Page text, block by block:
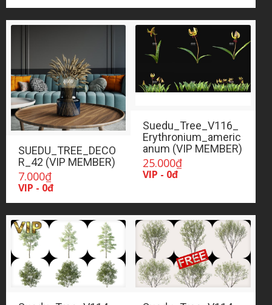
SUEDU_TREE_DECO
R_42 (VIP MEMBER)
7.000₫
VIP - 0đ
Suedu_Tree_V116_
Erythronium_americ
anum (VIP MEMBER)
25.000₫
VIP - 0đ